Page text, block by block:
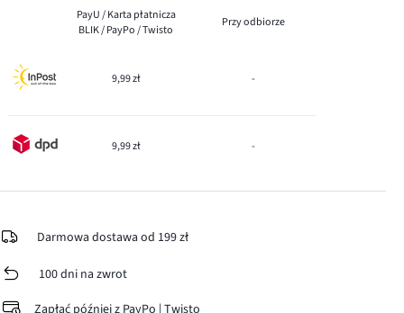
PayU / Karta płatnicza
BLIK / PayPo / Twisto
Przy odbiorze
9,99 zł -
9,99 zł -
Darmowa dostawa od 199 zł
100 dni na zwrot